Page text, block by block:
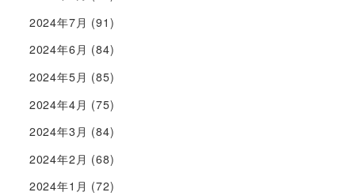
2024年7月 (91)
2024年6月 (84)
2024年5月 (85)
2024年4月 (75)
2024年3月 (84)
2024年2月 (68)
2024年1月 (72)